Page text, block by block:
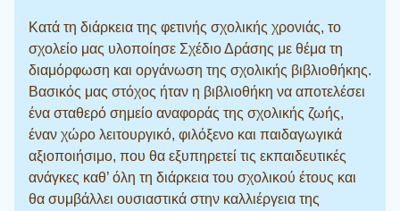
Κατά τη διάρκεια της φετινής σχολικής χρονιάς, το
σχολείο μας υλοποίησε Σχέδιο Δράσης με θέμα τη
διαμόρφωση και οργάνωση της σχολικής βιβλιοθήκης.
Βασικός μας στόχος ήταν η βιβλιοθήκη να αποτελέσει
ένα σταθερό σημείο αναφοράς της σχολικής ζωής,
έναν χώρο λειτουργικό, φιλόξενο και παιδαγωγικά
αξιοποιήσιμο, που θα εξυπηρετεί τις εκπαιδευτικές
ανάγκες καθ’ όλη τη διάρκεια του σχολικού έτους και
θα συμβάλλει ουσιαστικά στην καλλιέργεια της